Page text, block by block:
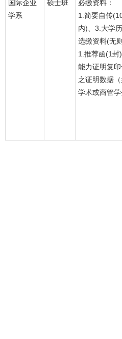
国际企业
学系
硕士班
必缴资料：
1.简要自传
内)、3.大学
选缴资料(无
1.推荐函(1封
能力证明复
之证明数据
学术或商管学